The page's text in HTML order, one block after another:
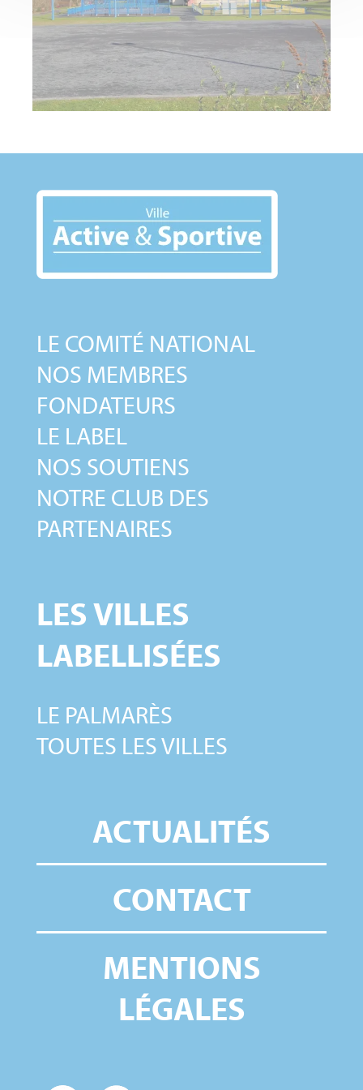
LE COMITÉ NATIONAL
NOS MEMBRES
FONDATEURS
LE LABEL
NOS SOUTIENS
NOTRE CLUB DES
PARTENAIRES
LES VILLES
LABELLISÉES
LE PALMARÈS
TOUTES LES VILLES
ACTUALITÉS
CONTACT
MENTIONS
LÉGALES